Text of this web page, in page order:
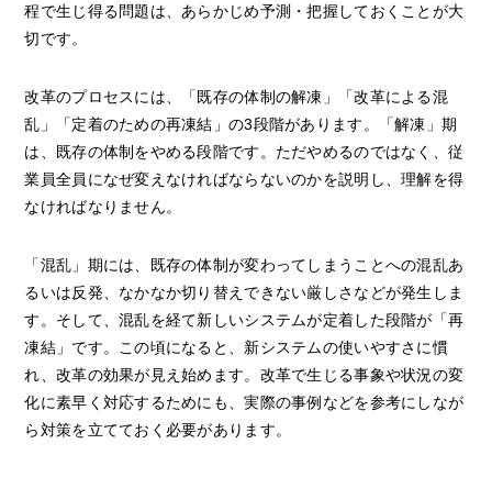
程で生じ得る問題は、あらかじめ予測・把握しておくことが大
切です。
改革のプロセスには、「既存の体制の解凍」「改革による混
乱」「定着のための再凍結」の3段階があります。「解凍」期
は、既存の体制をやめる段階です。ただやめるのではなく、従
業員全員になぜ変えなければならないのかを説明し、理解を得
なければなりません。
「混乱」期には、既存の体制が変わってしまうことへの混乱あ
るいは反発、なかなか切り替えできない厳しさなどが発生しま
す。そして、混乱を経て新しいシステムが定着した段階が「再
凍結」です。この頃になると、新システムの使いやすさに慣
れ、改革の効果が見え始めます。改革で生じる事象や状況の変
化に素早く対応するためにも、実際の事例などを参考にしなが
ら対策を立てておく必要があります。